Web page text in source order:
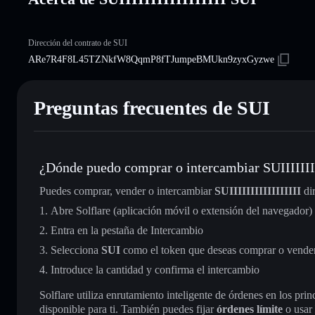
Dirección del contrato de SUI
ARe7R4F8L45TZNkfW8QqmP8fTJumpeBMUkn9zyxGyzwe
Preguntas frecuentes de SUI
¿Dónde puedo comprar o intercambiar
Puedes comprar, vender o intercambiar SUIIIIIIIIIIIIIIIII
Abre Solflare (aplicación móvil o extensión del navegador)
Entra en la pestaña de Intercambio
Selecciona SUI como el token que deseas comprar o
Introduce la cantidad y confirma el intercambio
Solflare utiliza enrutamiento inteligente de órdenes en los
disponible para ti. También puedes fijarórdenes límite o usar